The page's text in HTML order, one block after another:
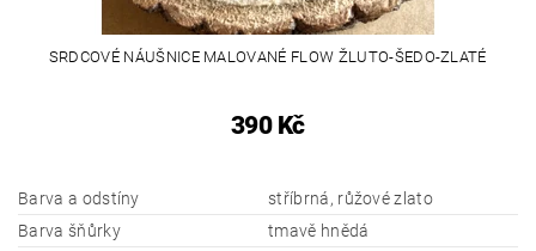
SRDCOVÉ NÁUŠNICE MALOVANÉ FLOW ŽLUTO-ŠEDO-ZLATÉ
390 Kč
Barva a odstíny
stříbrná, růžové zlato
Barva šňůrky
tmavě hnědá